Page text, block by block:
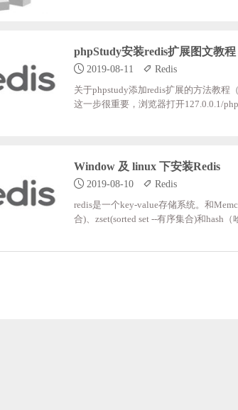
phpStudy安装redis扩展图文教程
2019-08-11 Redis
关于phpstudy添加redis扩展的方法教程
这一步很重要，浏览器打开127.0.0.1/
Window 及 linux 下安装Redis
2019-08-10 Redis
redis是一个key-value存储系统。和
合)、zset(sorted set --有序集合)和hash